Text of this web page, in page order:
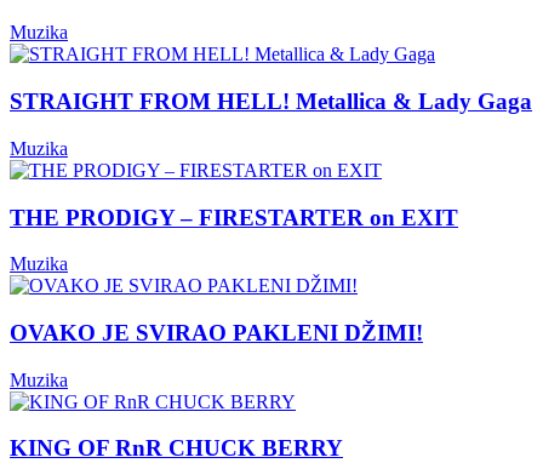
Muzika
STRAIGHT FROM HELL! Metallica & Lady Gaga
Muzika
THE PRODIGY – FIRESTARTER on EXIT
Muzika
OVAKO JE SVIRAO PAKLENI DŽIMI!
Muzika
KING OF RnR CHUCK BERRY